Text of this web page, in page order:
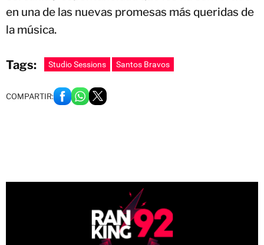
en una de las nuevas promesas más queridas de
la música.
Tags: Studio Sessions Santos Bravos
COMPARTIR: